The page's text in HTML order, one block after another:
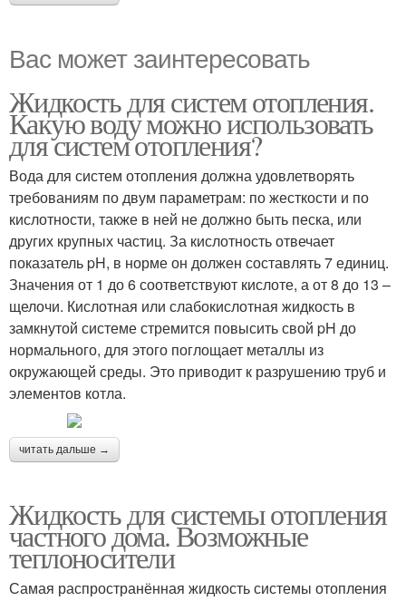
Вас может заинтересовать
Жидкость для систем отопления.
Какую воду можно использовать
для систем отопления?
Вода для систем отопления должна удовлетворять
требованиям по двум параметрам: по жесткости и по
кислотности, также в ней не должно быть песка, или
других крупных частиц. За кислотность отвечает
показатель pH, в норме он должен составлять 7 единиц.
Значения от 1 до 6 соответствуют кислоте, а от 8 до 13 –
щелочи. Кислотная или слабокислотная жидкость в
замкнутой системе стремится повысить свой pH до
нормального, для этого поглощает металлы из
окружающей среды. Это приводит к разрушению труб и
элементов котла.
читать дальше →
Жидкость для системы отопления
частного дома. Возможные
теплоносители
Самая распространённая жидкость системы отопления